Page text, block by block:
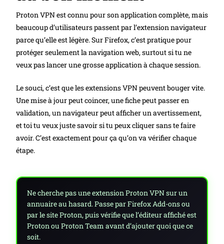
Proton VPN est connu pour son application complète, mais
beaucoup d’utilisateurs passent par l’extension navigateur
parce qu’elle est légère. Sur Firefox, c’est pratique pour
protéger seulement la navigation web, surtout si tu ne
veux pas lancer une grosse application à chaque session.
Le souci, c’est que les extensions VPN peuvent bouger vite.
Une mise à jour peut coincer, une fiche peut passer en
validation, un navigateur peut afficher un avertissement,
et toi tu veux juste savoir si tu peux cliquer sans te faire
avoir. C’est exactement pour ça qu’on va vérifier chaque
étape.
Ne cherche pas une extension Proton VPN sur un
annuaire au hasard. Passe par Firefox Add-ons ou
par le site Proton, puis vérifie que l’éditeur affiché est
Proton ou Proton Team avant d’ajouter quoi que ce
soit.